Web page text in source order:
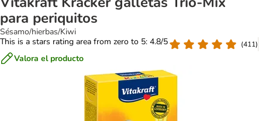
para periquitos
Sésamo/hierbas/Kiwi
This is a stars rating area from zero to 5: 4.8/5
(411)
Valora el producto